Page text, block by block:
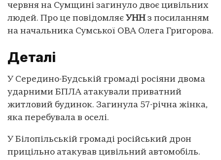
червня на Сумщині загинуло двоє цивільних
людей. Про це повідомляє УНН з посиланням
на начальника Сумської ОВА Олега Григорова.
Деталі
У Середино-Будській громаді росіяни двома
ударними БПЛА атакували приватний
житловий будинок. Загинула 57-річна жінка,
яка перебувала в оселі.
У Білопільській громаді російський дрон
прицільно атакував цивільний автомобіль.